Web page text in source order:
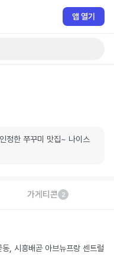
앱 열기
정한 쭈꾸미 맛집~ 나이스
가게티콘 2
, 시흥배곧 아브뉴프랑 센트럴